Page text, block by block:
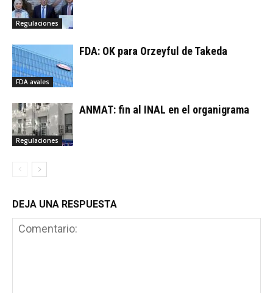
Regulaciones
FDA avales
FDA: OK para Orzeyful de Takeda
Regulaciones
ANMAT: fin al INAL en el organigrama
DEJA UNA RESPUESTA